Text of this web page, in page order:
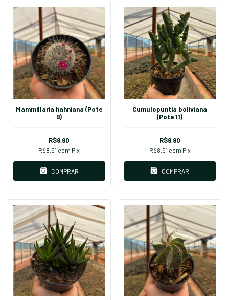
Mammillaria hahniana (Pote
9)
R$9,90
R$8,91 com Pix
COMPRAR
Cumulopuntia boliviana
(Pote 11)
R$9,90
R$8,91 com Pix
COMPRAR